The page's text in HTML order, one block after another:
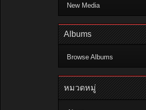
New Media
Albums
Browse Albums
หมวดหมู่